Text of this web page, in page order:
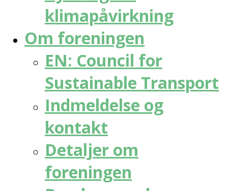
klimapåvirkning
Om foreningen
EN: Council for
Sustainable Transport
Indmeldelse og
kontakt
Detaljer om
foreningen